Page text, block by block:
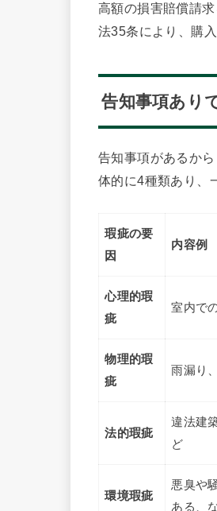
高額の損害賠償請
法35条により、購
告知事項あり
告知事項があるか
体的に4種類あり、
瑕疵の要
因
内容例
心理的瑕
疵
室内で
物理的瑕
疵
雨漏り
法的瑕疵
違法建
ど
環境瑕疵
悪臭や
ある、